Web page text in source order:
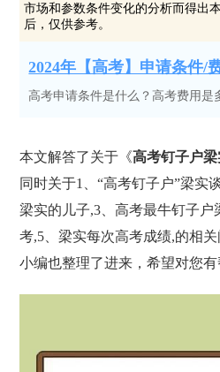
市场和参数条件变化的分析而得出
后，仅供参考。
2024年【高考】申请条件/
高考申请条件是什么？高考费用是
本文解答了关于《高考钉子户
同时关于1、“高考钉子户”梁实
梁实的儿子,3、高考最牛钉子户
考,5、梁实每次高考成绩,的相
小编也整理了进来，希望对您有